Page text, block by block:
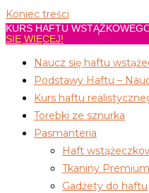
Koniec treści
KURS HAFTU
SIĘ WIĘCEJ!
Naucz się haftu
Podstawy Haftu –
Kurs haftu
Torebki ze sznurka
Pasmanteria
Haft
Tkaniny Premium
Gadżety do haftu